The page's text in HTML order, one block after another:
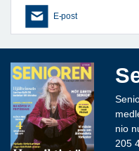
E-post
nio
205